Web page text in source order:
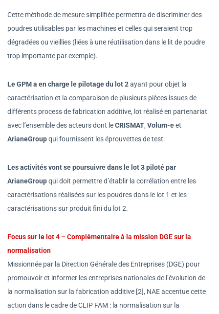
Cette méthode de mesure simplifiée permettra de discriminer des
poudres utilisables par les machines et celles qui seraient trop
dégradées ou vieillies (liées à une réutilisation dans le lit de poudre
trop importante par exemple).
Le GPM a en charge le pilotage du lot 2ayant pour objet la
caractérisation et la comparaison de plusieurs pièces issues de
différents process de fabrication additive, lot réalisé en partenariat
avec l’ensemble des acteurs dont leCRISMAT, Volum-eet
ArianeGroupqui fournissent les éprouvettes de test.
Les activités vont se poursuivre dans le lot 3 piloté par
ArianeGroupqui doit permettre d’établir la corrélation entre les
caractérisations réalisées sur les poudres dans le lot 1 et les
caractérisations sur produit fini du lot 2.
Focus sur le lot 4 – Complémentaire à la mission DGE sur la
normalisation
Missionnée par la Direction Générale des Entreprises (DGE) pour
promouvoir et informer les entreprises nationales de l’évolution de
la normalisation sur la fabrication additive [2], NAE accentue cette
action dans le cadre de CLIP FAM : la normalisation sur la